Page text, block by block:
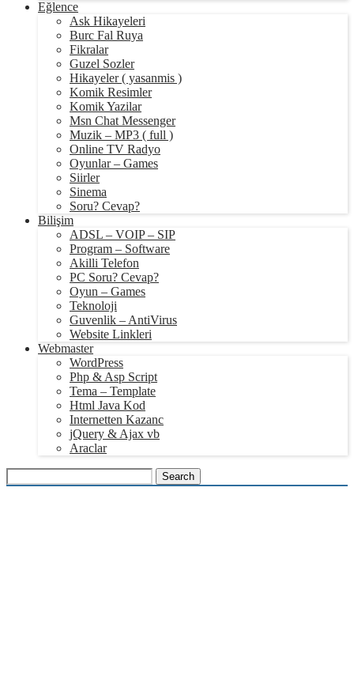
Eğlence
Ask Hikayeleri
Burc Fal Ruya
Fikralar
Guzel Sozler
Hikayeler ( yasanmis )
Komik Resimler
Komik Yazilar
Msn Chat Messenger
Muzik – MP3 ( full )
Online TV Radyo
Oyunlar – Games
Siirler
Sinema
Soru? Cevap?
Bilişim
ADSL – VOIP – SIP
Program – Software
Akilli Telefon
PC Soru? Cevap?
Oyun – Games
Teknoloji
Guvenlik – AntiVirus
Website Linkleri
Webmaster
WordPress
Php & Asp Script
Tema – Template
Html Java Kod
Internetten Kazanc
jQuery & Ajax vb
Araclar